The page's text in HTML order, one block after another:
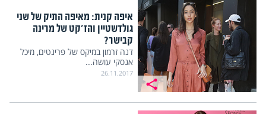
איפה קנית: מאיפה התיק של שני
גולדשטיין והז'קט של מרינה
קבישר?
דנה זרמון במיקס של פרינטים, מיכל
אנסקי עושה...
26.11.2017